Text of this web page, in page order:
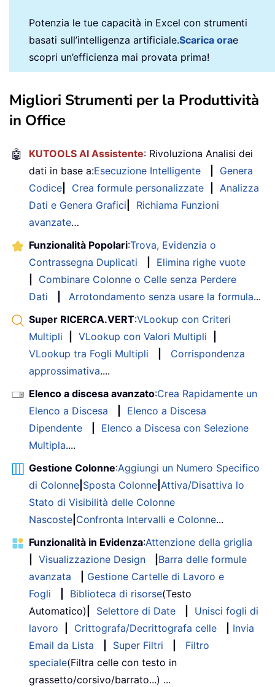
Potenzia le tue capacità in Excel con strumenti
basati sull’intelligenza artificiale.Scarica orae
scopri un’efficienza mai provata prima!
Migliori Strumenti per la Produttività
in Office
🤖 KUTOOLS AI Assistente: Rivoluziona Analisi dei
dati in base a:Esecuzione Intelligente
Genera
Codice
Crea formule personalizzate
Analizza
Dati e Genera Grafici
Richiama Funzioni
avanzate…
Funzionalità Popolari:Trova, Evidenzia o
Contrassegna Duplicati
Elimina righe vuote
Combinare Colonne o Celle senza Perdere
Dati
Arrotondamento senza usare la formula...
Super RICERCA.VERT:VLookup con Criteri
Multipli
VLookup con Valori Multipli
VLookup tra Fogli Multipli
Corrispondenza
approssimativa....
Elenco a discesa avanzato:Crea Rapidamente un
Elenco a Discesa
Elenco a Discesa
Dipendente
Elenco a Discesa con Selezione
Multipla....
Gestione Colonne:Aggiungi un Numero Specifico
di Colonne Sposta Colonne Attiva/Disattiva lo
Stato di Visibilità delle Colonne
Nascoste Confronta Intervalli e Colonne...
Funzionalità in Evidenza:Attenzione della griglia
Visualizzazione Design
Barra delle formule
avanzata
Gestione Cartelle di Lavoro e
Fogli
Biblioteca di risorse(Testo
Automatico)
Selettore di Date
Unisci fogli di
lavoro
Crittografa/Decrittografa celle
Invia
Email da Lista
Super Filtri
Filtro
speciale(Filtra celle con testo in
grassetto/corsivo/barrato...) ...